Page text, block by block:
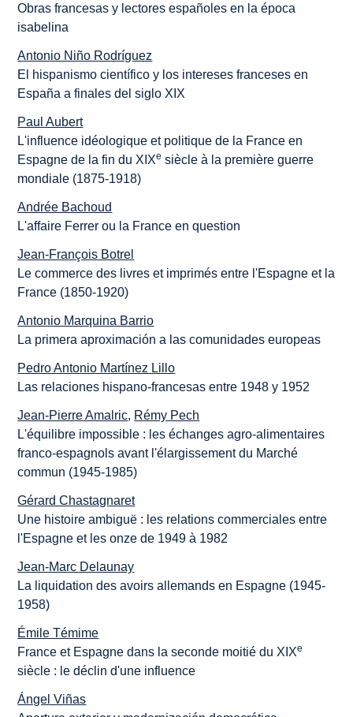
Obras francesas y lectores españoles en la época
isabelina
Antonio Niño Rodríguez
El hispanismo científico y los intereses franceses en
España a finales del siglo XIX
Paul Aubert
L'influence idéologique et politique de la France en
Espagne de la fin du XIXe siècle à la première guerre
mondiale (1875-1918)
Andrée Bachoud
L'affaire Ferrer ou la France en question
Jean-François Botrel
Le commerce des livres et imprimés entre l'Espagne et la
France (1850-1920)
Antonio Marquina Barrio
La primera aproximación a las comunidades europeas
Pedro Antonio Martínez Lillo
Las relaciones hispano-francesas entre 1948 y 1952
Jean-Pierre Amalric, Rémy Pech
L'équilibre impossible : les échanges agro-alimentaires
franco-espagnols avant l'élargissement du Marché
commun (1945-1985)
Gérard Chastagnaret
Une histoire ambiguë : les relations commerciales entre
l'Espagne et les onze de 1949 à 1982
Jean-Marc Delaunay
La liquidation des avoirs allemands en Espagne (1945-
1958)
Émile Témime
France et Espagne dans la seconde moitié du XIXe
siècle : le déclin d'une influence
Ángel Viñas